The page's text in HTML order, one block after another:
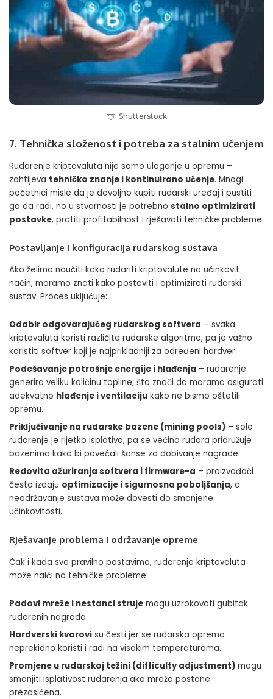
Shutterstock
7. Tehnička složenost i potreba za stalnim učenjem
Rudarenje kriptovaluta nije samo ulaganje u opremu –
zahtijeva tehničko znanje i kontinuirano učenje. Mnogi
početnici misle da je dovoljno kupiti rudarski uređaj i pustiti
ga da radi, no u stvarnosti je potrebno stalno optimizirati
postavke, pratiti profitabilnost i rješavati tehničke probleme.
Postavljanje i konfiguracija rudarskog sustava
Ako želimo naučiti kako rudariti kriptovalute na učinkovit
način, moramo znati kako postaviti i optimizirati rudarski
sustav. Proces uključuje:
Odabir odgovarajućeg rudarskog softvera – svaka
kriptovaluta koristi različite rudarske algoritme, pa je važno
koristiti softver koji je najprikladniji za određeni hardver.
Podešavanje potrošnje energije i hlađenja – rudarenje
generira veliku količinu topline, što znači da moramo osigurati
adekvatno hlađenje i ventilaciju kako ne bismo oštetili
opremu.
Priključivanje na rudarske bazene (mining pools) – solo
rudarenje je rijetko isplativo, pa se većina rudara pridružuje
bazenima kako bi povećali šanse za dobivanje nagrade.
Redovita ažuriranja softvera i firmware-a – proizvođači
često izdaju optimizacije i sigurnosna poboljšanja, a
neodržavanje sustava može dovesti do smanjene
učinkovitosti.
Rješavanje problema i održavanje opreme
Čak i kada sve pravilno postavimo, rudarenje kriptovaluta
može naići na tehničke probleme:
Padovi mreže i nestanci struje mogu uzrokovati gubitak
rudarenih nagrada.
Hardverski kvarovi su česti jer se rudarska oprema
neprekidno koristi i radi na visokim temperaturama.
Promjene u rudarskoj težini (difficulty adjustment) mogu
smanjiti isplativost rudarenja ako mreža postane
prezasićena.